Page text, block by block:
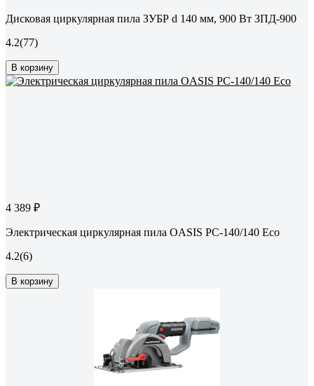
Дисковая циркулярная пила ЗУБР d 140 мм, 900 Вт ЗПД-900
4.2(77)
В корзину
4 389 ₽
Электрическая циркулярная пила OASIS PC-140/140 Eco
4.2(6)
В корзину